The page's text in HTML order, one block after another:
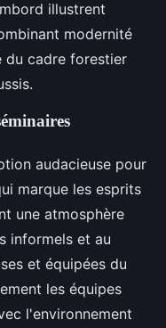
illustrent
modernité
du cadre forestier
audacieuse pour
marque les esprits
une atmosphère
informels et au
et équipées du
les équipes
l'environnement